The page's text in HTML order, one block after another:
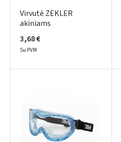
Virvutė ZEKLER
akiniams
3,68 €
Su PVM